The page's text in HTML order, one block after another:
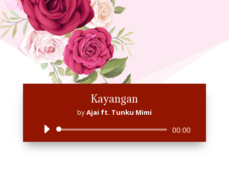
Kayangan
byAjai ft. Tunku Mimi
Audio
Player
00:00